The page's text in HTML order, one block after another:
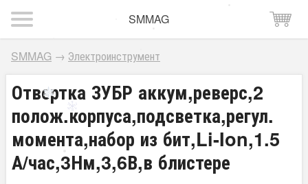
SMMAG
SMMAG → Электроинструмент
Отвертка ЗУБР аккум,реверс,2
полож.корпуса,подсветка,регул.
момента,набор из бит,Li-Ion,1.5
А/час,3Нм,3,6В,в блистере